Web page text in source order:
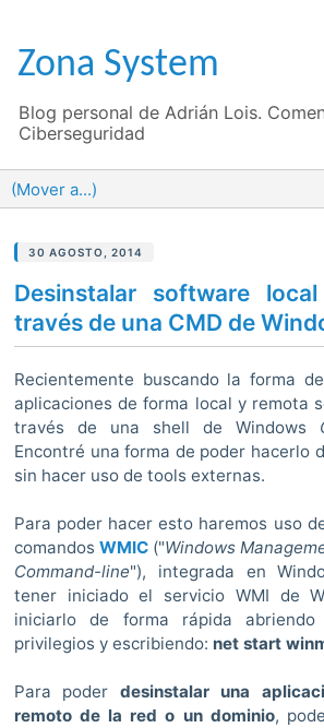
Zona System
Blog personal de Adrián Lois.
Ciberseguridad
30 AGOSTO, 2014
Desinstalar software
través de una CMD de
Recientemente buscando la forma
aplicaciones de forma local y remota
través de una shell de Windows
Encontré una forma de poder hacerlo
sin hacer uso de tools externas.
Para poder hacer esto haremos uso
comandos WMIC ("Windows
Command-line"), integrada en
tener iniciado el servicio WMI de
iniciarlo de forma rápida
privilegios y escribiendo: net start
Para poder desinstalar una
remoto de la red o un dominio,